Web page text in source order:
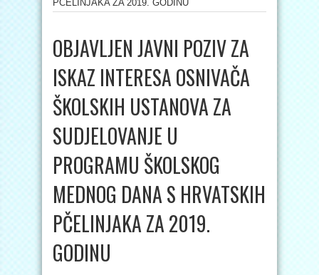
PČELINJAKA ZA 2019. GODINU
OBJAVLJEN JAVNI POZIV ZA
ISKAZ INTERESA OSNIVAČA
ŠKOLSKIH USTANOVA ZA
SUDJELOVANJE U
PROGRAMU ŠKOLSKOG
MEDNOG DANA S HRVATSKIH
PČELINJAKA ZA 2019.
GODINU